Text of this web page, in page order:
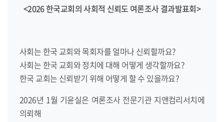
<2026 한국교회의 사회적 신뢰도 여론조사 결과발표회>
사회는 한국 교회와 목회자를 얼마나 신뢰할까요?
사회는 한국 교회와 정치에 대해 어떻게 생각할까요?
한국 교회는 신뢰받기 위해 어떻게 할 수 있을까요?
2026년 1월 기윤실은 여론조사 전문기관 지앤컴리서치에
의뢰해